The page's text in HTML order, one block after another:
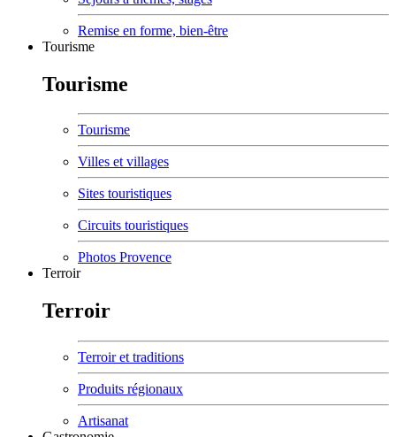
Remise en forme, bien-être
Tourisme
Tourisme
Tourisme
Villes et villages
Sites touristiques
Circuits touristiques
Photos Provence
Terroir
Terroir
Terroir et traditions
Produits régionaux
Artisanat